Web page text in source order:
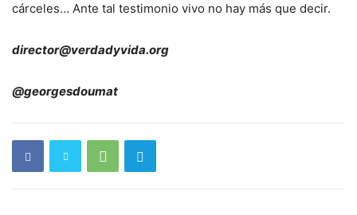
cárceles… Ante tal testimonio vivo no hay más que decir.
director@verdadyvida.org
@georgesdoumat